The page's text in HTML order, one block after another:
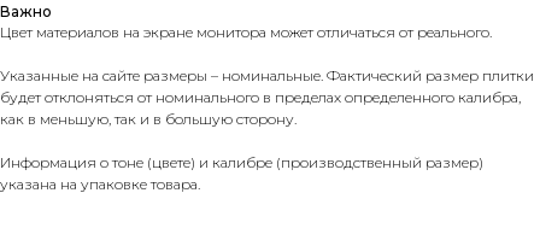
Важно
Цвет материалов на экране монитора может отличаться от реального.
Указанные на сайте размеры – номинальные. Фактический размер плитки
будет отклоняться от номинального в пределах определенного калибра,
как в меньшую, так и в большую сторону.
Информация о тоне (цвете) и калибре (производственный размер)
указана на упаковке товара.